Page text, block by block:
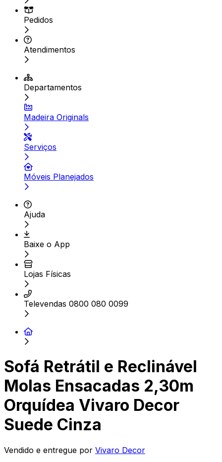
Pedidos
Atendimentos
Departamentos
Madeira Originals
Serviços
Móveis Planejados
Ajuda
Baixe o App
Lojas Físicas
Televendas 0800 080 0099
Sofá Retrátil e Reclinável
Molas Ensacadas 2,30m
Orquídea Vivaro Decor
Suede Cinza
Vendido e entregue por Vivaro Decor